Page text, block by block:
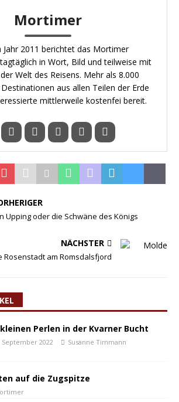
Mortimer
Jahr 2011 berichtet das Mortimer
in Wort, Bild und teilweise mit
Welt des Reisens. Mehr als 8.000
aus allen Teilen der Erde
mittlerweile kostenfei bereit.
Upping oder die Schwäne des Königs
NÄCHSTER
Rosenstadt am Romsdalsfjord
Perlen in der Kvarner Bucht
September 2022 Susanne Timmann
auf die Zugspitze